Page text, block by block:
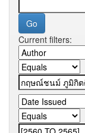
Current filters: